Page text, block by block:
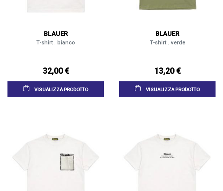
BLAUER
T-shirt . bianco
32,00 €
VISUALIZZA PRODOTTO
BLAUER
T-shirt . verde
13,20 €
VISUALIZZA PRODOTTO